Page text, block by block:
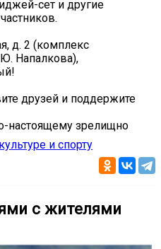
сет и другие
д. 2 (комплекс
Напалкова),
друзей и поддержите
настоящему зрелищно
и спорту
с жителями